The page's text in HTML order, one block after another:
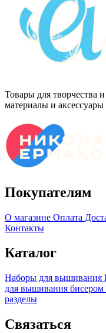
Товары для творчества
материалы и
Покупателям
О магазине Оплата
Контакты
Каталог
Наборы для вышивания
для вышивания бисером
разделы
Связаться